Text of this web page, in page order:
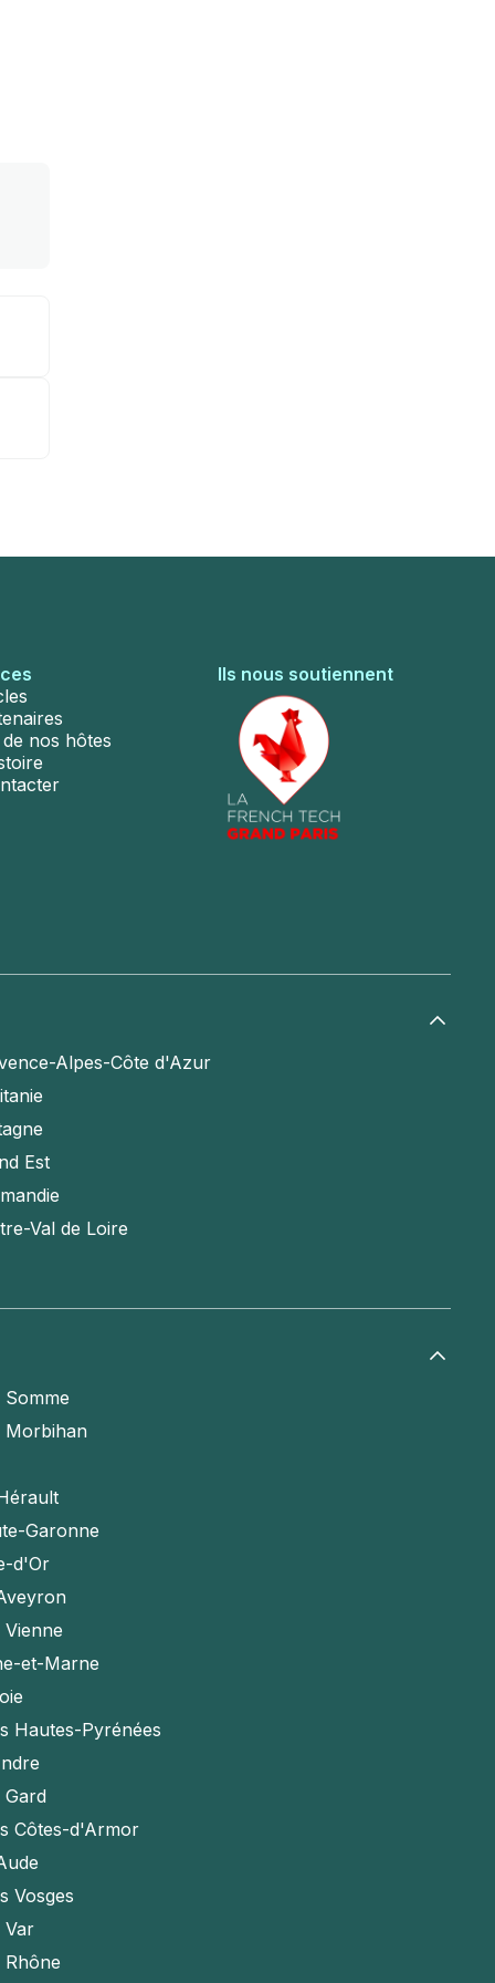
nos hôtes
Ils nous soutiennent
Alpes-Côte d'Azur
Est
Val de Loire
Somme
Morbihan
Garonne
d'Or
et-Marne
Hautes-Pyrénées
Gard
Côtes-d'Armor
Vosges
Var
Rhône